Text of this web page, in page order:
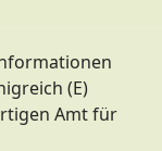
(E)
Amt für